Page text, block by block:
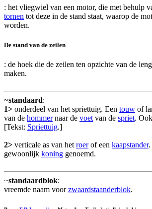
: het vliegwiel van een motor, die met behulp
tornen tot deze in de stand staat, waarop de
worden.
De stand van de zeilen
: de hoek die de zeilen ten opzichte van de
maken.
~standaard:
1> onderdeel van het spriettuig. Een touw of
van de hommernaar de voet van de spriet.
[Tekst: Spriettuig.]
2> verticale as van het roerof een kaapstander.
gewoonlijk koning genoemd.
~standaardblok:
vreemde naam voorzwaardstaanderblok.